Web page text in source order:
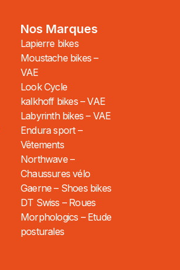
Nos Marques
Lapierre bikes
Moustache bikes –
VAE
Look Cycle
kalkhoff bikes – VAE
Labyrinth bikes – VAE
Endura sport –
Vêtements
Northwave –
Chaussures vélo
Gaerne – Shoes bikes
DT Swiss – Roues
Morphologics – Etude
posturales